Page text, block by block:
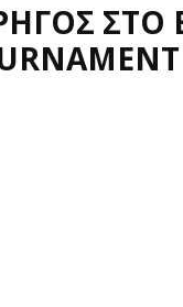
ΣΤΟ